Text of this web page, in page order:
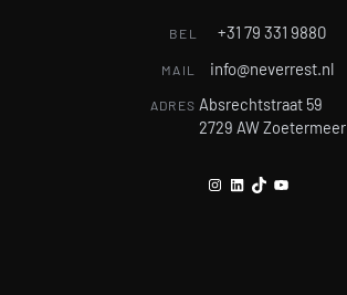
BEL +31 79 331 9880
MAIL info@neverrest.nl
ADRES Absrechtstraat 59
2729 AW Zoetermeer
Instagram
LinkedIn
TikTokYouTube